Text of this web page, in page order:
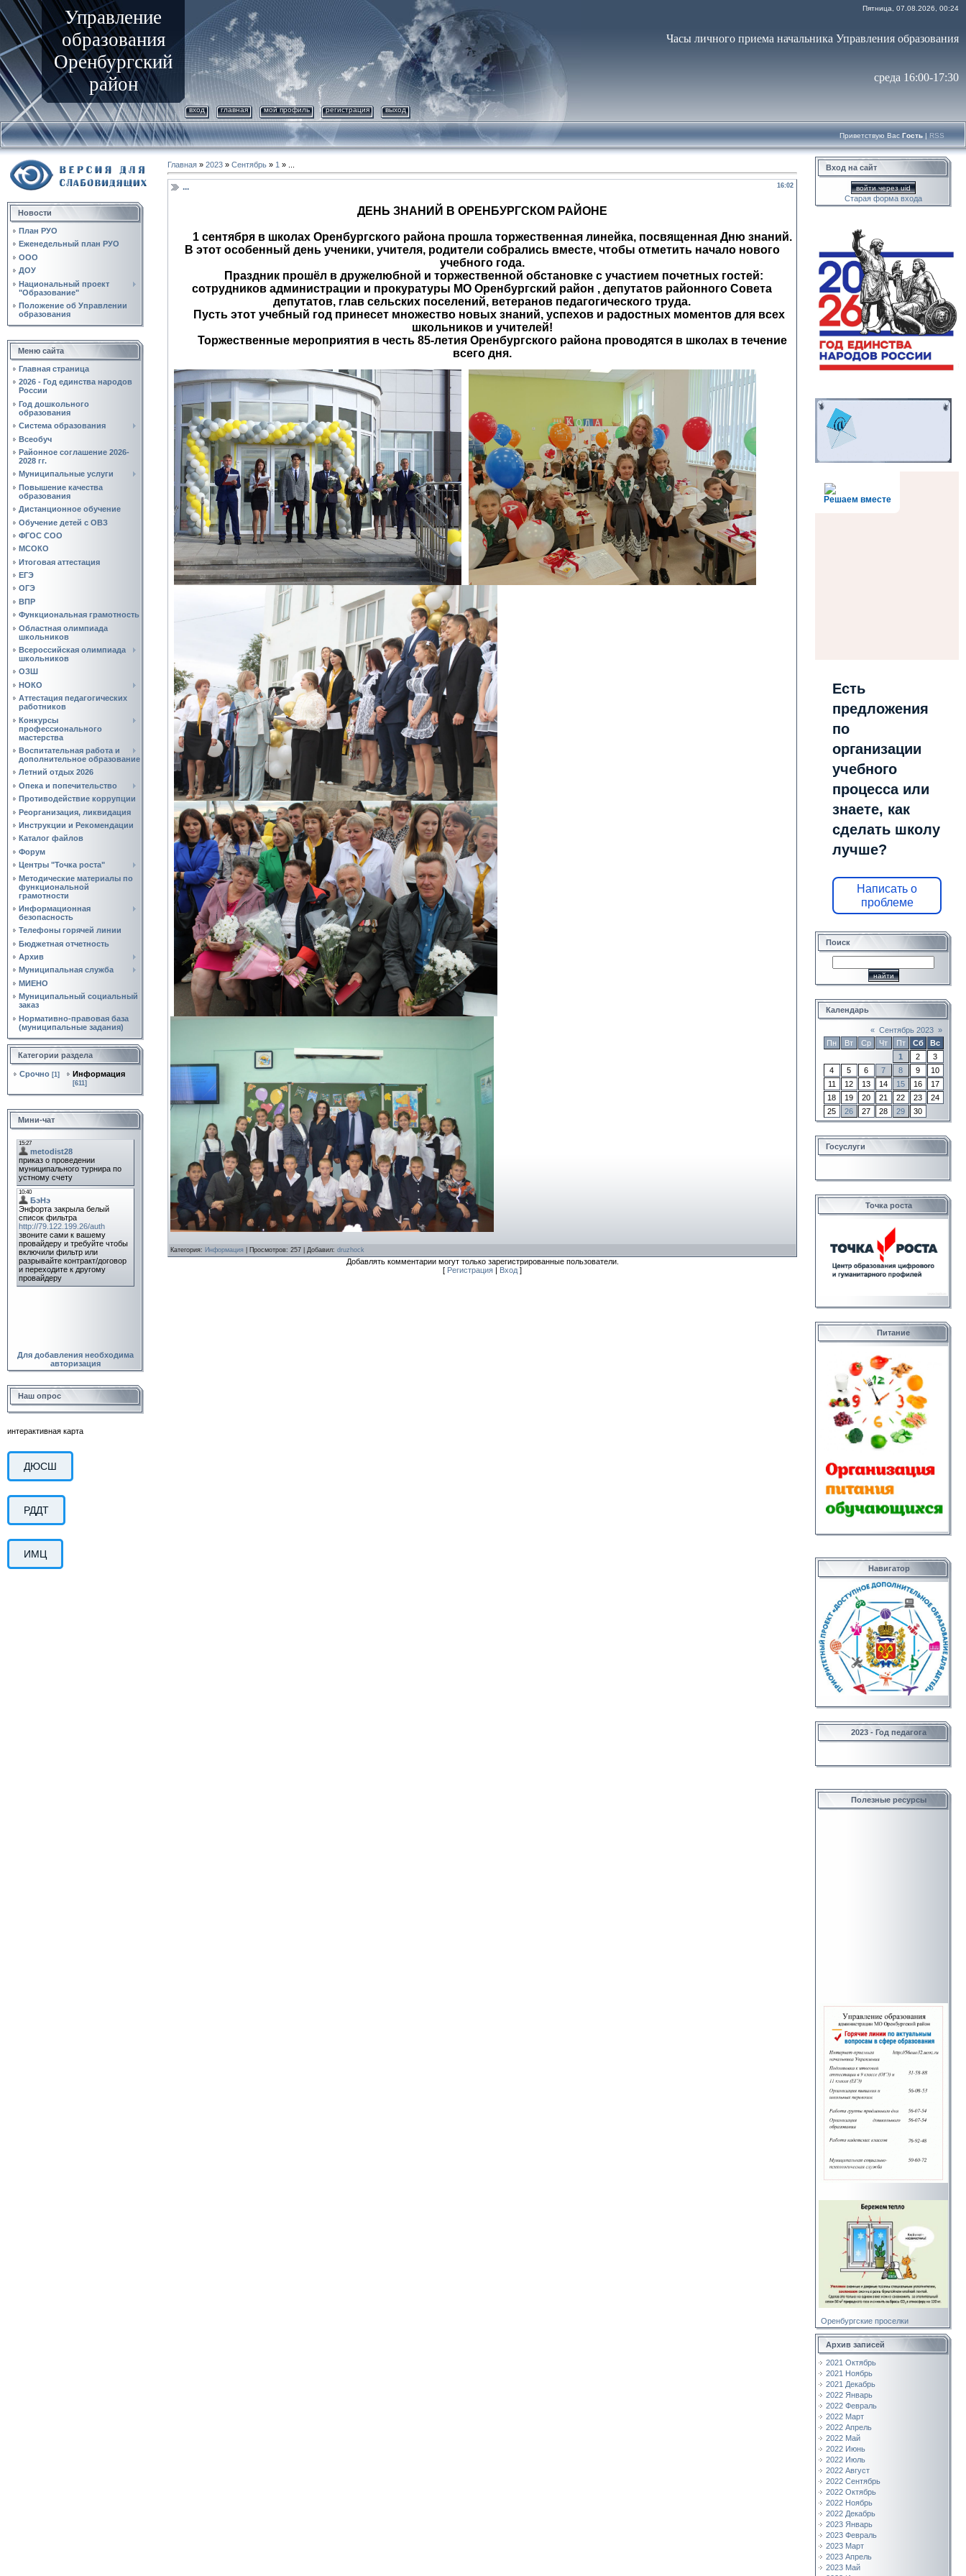
Управление
образования
Оренбургский
район
Пятница, 07.08.2026, 00:24
Часы личного приема начальника Управления образования
среда 16:00-17:30
вход главная мой профиль регистрация выход
Приветствую Вас Гость | RSS
Новости
План РУО
Еженедельный план РУО
ООО
ДОУ
Национальный проект
"Образование"
Положение об Управлении
образования
Меню сайта
Главная страница
2026 - Год единства народов
России
Год дошкольного
образования
Система образования
Всеобуч
Районное соглашение 2026-
2028 гг.
Муниципальные услуги
Повышение качества
образования
Дистанционное обучение
Обучение детей с ОВЗ
ФГОС СОО
МСОКО
Итоговая аттестация
ЕГЭ
ОГЭ
ВПР
Функциональная грамотность
Областная олимпиада
школьников
Всероссийская олимпиада
школьников
ОЗШ
НОКО
Аттестация педагогических
работников
Конкурсы
профессионального
мастерства
Воспитательная работа и
дополнительное образование
Летний отдых 2026
Опека и попечительство
Противодействие коррупции
Реорганизация, ликвидация
Инструкции и Рекомендации
Каталог файлов
Форум
Центры "Точка роста"
Методические материалы по
функциональной
грамотности
Информационная
безопасность
Телефоны горячей линии
Бюджетная отчетность
Архив
Муниципальная служба
МИЕНО
Муниципальный социальный
заказ
Нормативно‑правовая база
(муниципальные задания)
Категории раздела
Срочно [1] Информация
[611]
Мини-чат
Для добавления необходима
авторизация
Наш опрос
интерактивная карта
ДЮСШ
РДДТ
ИМЦ
Главная » 2023 » Сентябрь » 1 » ...
16:02
...
ДЕНЬ ЗНАНИЙ В ОРЕНБУРГСКОМ РАЙОНЕ
1 сентября в школах Оренбургского района прошла торжественная линейка, посвященная Дню знаний.
В этот особенный день ученики, учителя, родители собрались вместе, чтобы отметить начало нового
учебного года.
Праздник прошёл в дружелюбной и торжественной обстановке с участием почетных гостей:
сотрудников администрации и прокуратуры МО Оренбургский район , депутатов районного Совета
депутатов, глав сельских поселений, ветеранов педагогического труда.
Пусть этот учебный год принесет множество новых знаний, успехов и радостных моментов для всех
школьников и учителей!
Торжественные мероприятия в честь 85-летия Оренбургского района проводятся в школах в течение
всего дня.
Категория: Информация Просмотров: 257 Добавил: druzhock
Добавлять комментарии могут только зарегистрированные пользователи.
[ Регистрация | Вход ]
Вход на сайт
войти через uid
Старая форма входа
Решаем вместе
Есть
предложения
по
организации
учебного
процесса или
знаете, как
сделать школу
лучше?
Написать о
проблеме
Поиск
Календарь
« Сентябрь 2023 »
Пн
Вт Ср Чт Пт Сб
Вс
1
2
3
4
5 6 7 8 9
10
11
12 13 14 15 16
17
18
19 20 21 22 23
24
25
26 27 28 29 30
Госуслуги
Точка роста
Питание
Навигатор
2023 - Год педагога
Полезные ресурсы
Оренбургские проселки
Архив записей
2021 Октябрь
2021 Ноябрь
2021 Декабрь
2022 Январь
2022 Февраль
2022 Март
2022 Апрель
2022 Май
2022 Июнь
2022 Июль
2022 Август
2022 Сентябрь
2022 Октябрь
2022 Ноябрь
2022 Декабрь
2023 Январь
2023 Февраль
2023 Март
2023 Апрель
2023 Май